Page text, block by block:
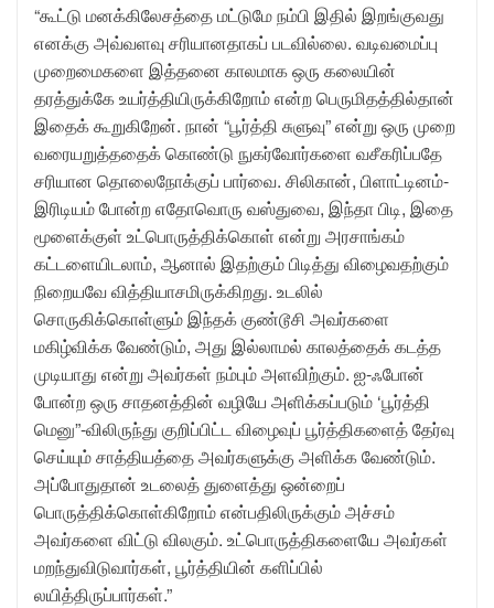
“கூட்டு மனக்கிலேசத்தை மட்டுமே நம்பி இதில் இறங்குவது
எனக்கு அவ்வளவு சரியானதாகப் படவில்லை. வடிவமைப்பு
முறைமைகளை இத்தனை காலமாக ஒரு கலையின்
தரத்துக்கே உயர்த்தியிருக்கிறோம் என்ற பெருமிதத்தில்தான்
இதைக் கூறுகிறேன். நான் “பூர்த்தி சுளுவு” என்று ஒரு முறை
வரையறுத்ததைக் கொண்டு நுகர்வோர்களை வசீகரிப்பதே
சரியான தொலைநோக்குப் பார்வை. சிலிகான், பிளாட்டினம்-
இரிடியம் போன்ற எதோவொரு வஸ்துவை, இந்தா பிடி, இதை
மூளைக்குள் உட்பொருத்திக்கொள் என்று அரசாங்கம்
கட்டளையிடலாம், ஆனால் இதற்கும் பிடித்து விழைவதற்கும்
நிறையவே வித்தியாசமிருக்கிறது. உடலில்
சொருகிக்கொள்ளும் இந்தக் குண்டூசி அவர்களை
மகிழ்விக்க வேண்டும், அது இல்லாமல் காலத்தைக் கடத்த
முடியாது என்று அவர்கள் நம்பும் அளவிற்கும். ஐ-ஃபோன்
போன்ற ஒரு சாதனத்தின் வழியே அளிக்கப்படும் ‘பூர்த்தி
மெனு”-விலிருந்து குறிப்பிட்ட விழைவுப் பூர்த்திகளைத் தேர்வு
செய்யும் சாத்தியத்தை அவர்களுக்கு அளிக்க வேண்டும்.
அப்போதுதான் உடலைத் துளைத்து ஒன்றைப்
பொருத்திக்கொள்கிறோம் என்பதிலிருக்கும் அச்சம்
அவர்களை விட்டு விலகும். உட்பொருத்திகளையே அவர்கள்
மறந்துவிடுவார்கள், பூர்த்தியின் களிப்பில்
லயித்திருப்பார்கள்.”